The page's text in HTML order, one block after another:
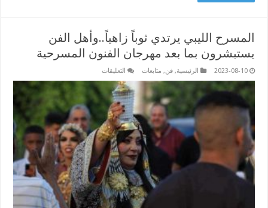
‬يستبشرون‭ ‬بما‭ ‬بعد‭ ‬مهرجان‭ ‬الفنون‭ ‬المسرحية
2023-08-10 الرئيسية,فن, متابعات التعليقات
‬ثوباً‭
‬زاهياً..‬وأهل‭
‬يستبشرون‭
‬بما‭
‬بعد‭
‬مهرجان‭
‬المسرحية
مغلقة